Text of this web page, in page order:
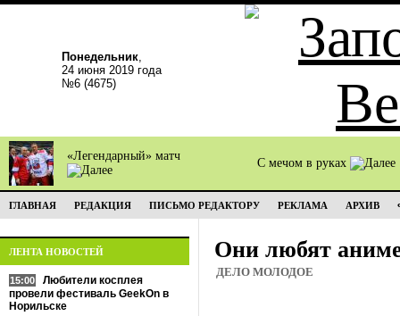
Понедельник,
24 июня 2019 года
№6 (4675)
«Легендарный» матч
С мечом в руках
ГЛАВНАЯ РЕДАКЦИЯ ПИСЬМО РЕДАКТОРУ РЕКЛАМА АРХИВ
ЛЕНТА НОВОСТЕЙ
15:00
Любители косплея
провели фестиваль GeekOn в
Норильске
Они любят
ДЕЛО МОЛОДОЕ